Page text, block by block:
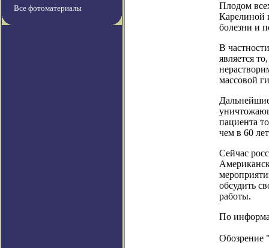
Все фотоматериалы
Плодом
Карелиной
болезни и
В
является
массовой
пациента
чем в 60
Сейчас
обсудить
работы.
По
Обозрение